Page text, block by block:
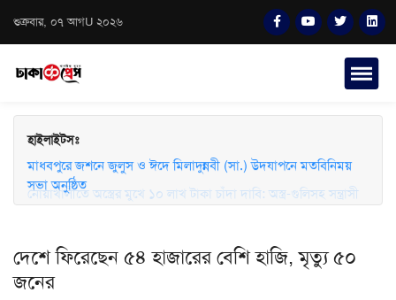
শুক্রবার, ০৭ আগU ২০২৬
হাইলাইটসঃ
নোয়াখালীতে অস্ত্রের মুখে ১০ লাখ টাকা চাঁদা দাবি: অস্ত্র-গুলিসহ সন্ত্রাসী
মাধবপুরে জশনে জুলুস ও ঈদে মিলাদুন্নবী (সা.) উদযাপনে মতবিনিময়
সভা অনুষ্ঠিত
দেশে ফিরেছেন ৫৪ হাজারের বেশি হাজি, মৃত্যু ৫০
জনের